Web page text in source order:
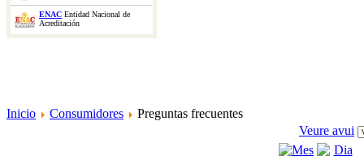
ENAC Entidad Nacional de
Acreditación
Inicio Consumidores
Preguntas frecuentes
Veure avui